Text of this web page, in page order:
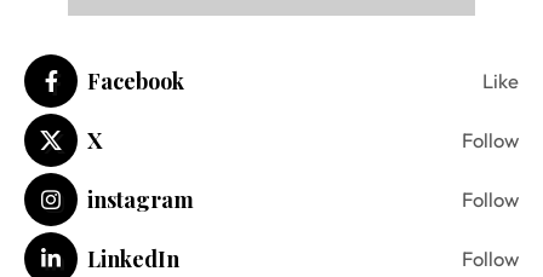
Facebook Like
X Follow
instagram Follow
LinkedIn Follow